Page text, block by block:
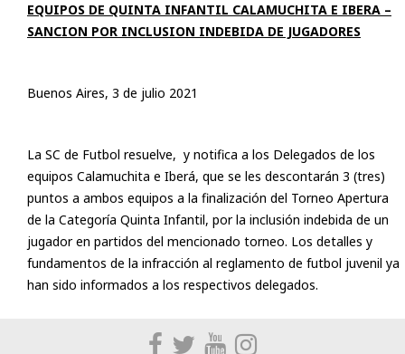
EQUIPOS DE QUINTA INFANTIL CALAMUCHITA E IBERA –
SANCION POR INCLUSION INDEBIDA DE JUGADORES
Buenos Aires, 3 de julio 2021
La SC de Futbol resuelve, y notifica a los Delegados de los
equipos Calamuchita e Iberá, que se les descontarán 3 (tres)
puntos a ambos equipos a la finalización del Torneo Apertura
de la Categoría Quinta Infantil, por la inclusión indebida de un
jugador en partidos del mencionado torneo. Los detalles y
fundamentos de la infracción al reglamento de futbol juvenil ya
han sido informados a los respectivos delegados.